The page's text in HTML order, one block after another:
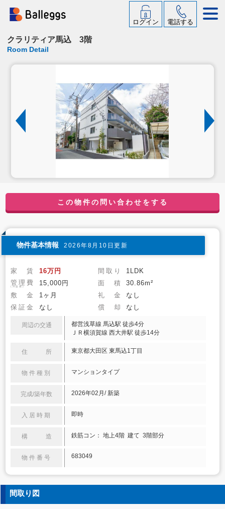
ログイン 電話する
クラリティア馬込 3階
Room Detail
この物件の問い合わせをする
物件基本情報 2026年8月10日更新
家 賃 16万円 間取り
1LDK
管理費
(共益費) 15,000円 面 積
30.86m²
敷 金
1ヶ月 礼 金
なし
保証金
なし 償 却 なし
周辺の交通
都営浅草線 馬込駅 徒歩4分
ＪＲ横須賀線 西大井駅 徒歩14分
住 所 東京都大田区 東馬込1丁目
物件種別 マンションタイプ
完成/築年数 2026年02月/ 新築
入居時期 即時
構 造 鉄筋コン： 地上4階 建て 3階部分
物件番号 683049
間取り図